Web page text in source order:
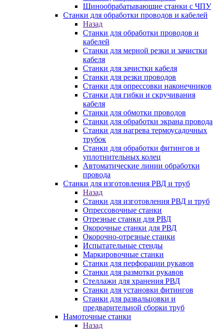
Шинообрабатывающие станки с ЧПУ
Станки для обработки проводов и кабелей
Назад
Станки для обработки проводов и
кабелей
Станки для мерной резки и зачистки
кабеля
Станки для зачистки кабеля
Станки для резки проводов
Станки для опрессовки наконечников
Станки для гибки и скручивания
кабеля
Станки для обмотки проводов
Станки для обработки экрана провода
Станки для нагрева термоусадочных
трубок
Станки для обработки фитингов и
уплотнительных колец
Автоматические линии обработки
провода
Станки для изготовления РВД и труб
Назад
Станки для изготовления РВД и труб
Опрессовочные станки
Отрезные станки для РВД
Окорочные станки для РВД
Окорочно-отрезные станки
Испытательные стенды
Маркировочные станки
Станки для перфорации рукавов
Станки для размотки рукавов
Стеллажи для хранения РВД
Станки для установки фитингов
Станки для развальцовки и
предварительной сборки труб
Намоточные станки
Назад